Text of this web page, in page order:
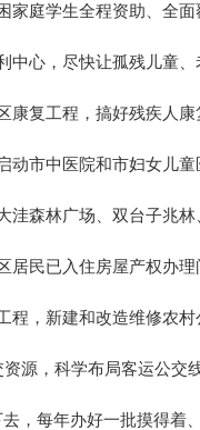
庭学生全程资助、全
心，尽快让孤残儿童
复工程，搞好残疾人
市中医院和市妇女儿童
森林广场、双台子兆
居民已入住房屋产权办理
，新建和改造维修农
源，科学布局客运公交
，每年办好一批摸得着